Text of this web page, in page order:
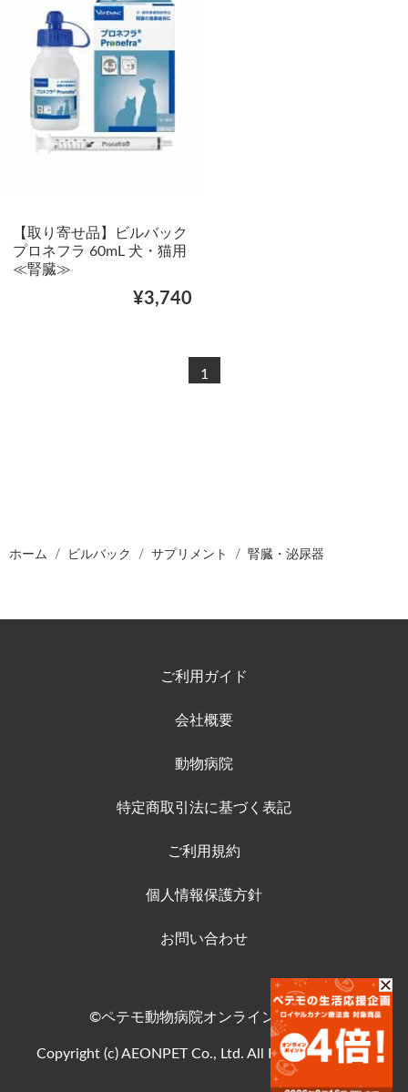
【取り寄せ品】ビルバック
プロネフラ 60mL 犬・猫用
≪腎臓≫
¥3,740
1
ホーム ビルバック サプリメント 腎臓・泌尿器
ご利用ガイド
会社概要
動物病院
特定商取引法に基づく表記
ご利用規約
個人情報保護方針
お問い合わせ
©ペテモ動物病院オンラインストア
Copyright (c) AEONPET Co., Ltd. All Rights Reserved.